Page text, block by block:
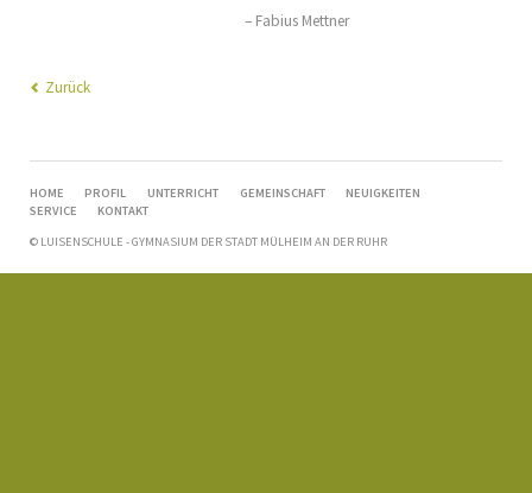
– Fabius Mettner
Zurück
NAVIGATION
ÜBERSPRINGEN
HOME PROFIL UNTERRICHT GEMEINSCHAFT
NEUIGKEITEN
SERVICE
KONTAKT
© LUISENSCHULE - GYMNASIUM DER STADT MÜLHEIM AN DER RUHR